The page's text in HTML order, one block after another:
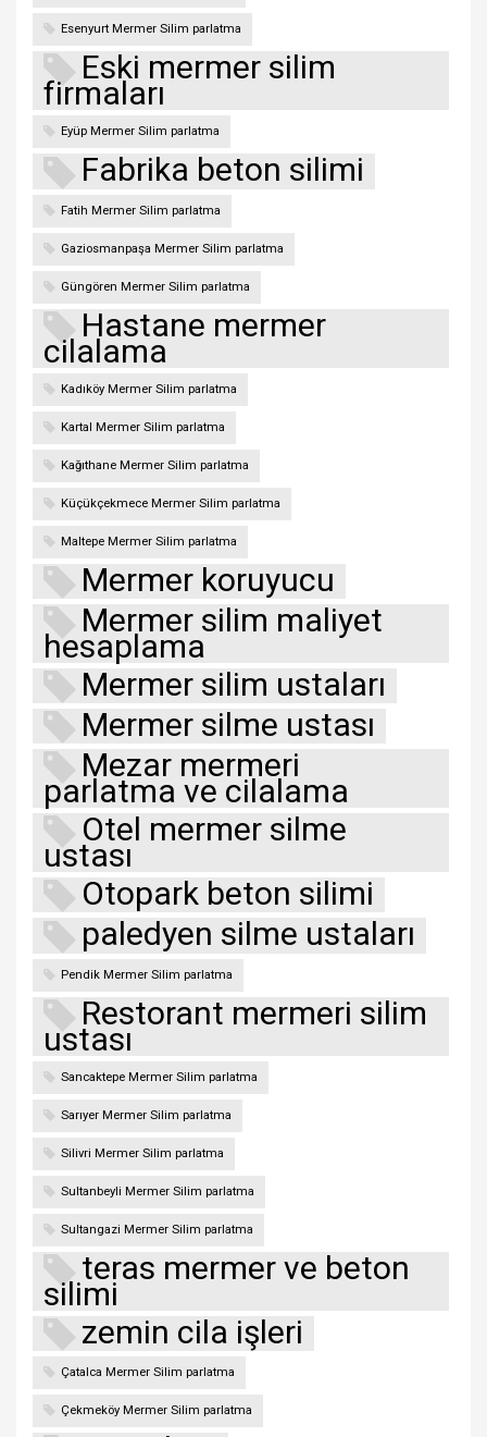
Esenyurt Mermer Silim parlatma
Eski mermer silim
firmaları
Eyüp Mermer Silim parlatma
Fabrika beton silimi
Fatih Mermer Silim parlatma
Gaziosmanpaşa Mermer Silim parlatma
Güngören Mermer Silim parlatma
Hastane mermer
cilalama
Kadıköy Mermer Silim parlatma
Kartal Mermer Silim parlatma
Kağıthane Mermer Silim parlatma
Küçükçekmece Mermer Silim parlatma
Maltepe Mermer Silim parlatma
Mermer koruyucu
Mermer silim maliyet
hesaplama
Mermer silim ustaları
Mermer silme ustası
Mezar mermeri
parlatma ve cilalama
Otel mermer silme
ustası
Otopark beton silimi
paledyen silme ustaları
Pendik Mermer Silim parlatma
Restorant mermeri silim
ustası
Sancaktepe Mermer Silim parlatma
Sarıyer Mermer Silim parlatma
Silivri Mermer Silim parlatma
Sultanbeyli Mermer Silim parlatma
Sultangazi Mermer Silim parlatma
teras mermer ve beton
silimi
zemin cila işleri
Çatalca Mermer Silim parlatma
Çekmeköy Mermer Silim parlatma